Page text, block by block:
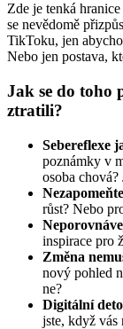
Zde je tenká
se nevědomě
TikToku, jen
Nebo jen postava,
Jak se do toho
ztratili?
Sebereflexe
poznámky v
osoba
růst? Nebo
inspirace pro
Změna
nový pohled
ne?
Digitální
jste, když vás